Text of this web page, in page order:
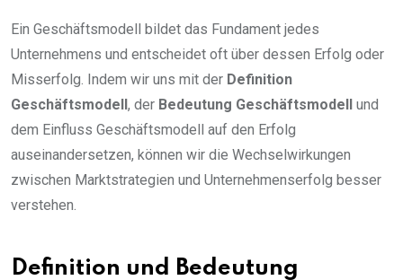
Ein Geschäftsmodell bildet das Fundament jedes
Unternehmens und entscheidet oft über dessen Erfolg oder
Misserfolg. Indem wir uns mit der Definition
Geschäftsmodell , der Bedeutung Geschäftsmodell
und
dem Einfluss Geschäftsmodell auf den Erfolg
auseinandersetzen, können wir die Wechselwirkungen
zwischen Marktstrategien und Unternehmenserfolg besser
verstehen.
Definition und Bedeutung